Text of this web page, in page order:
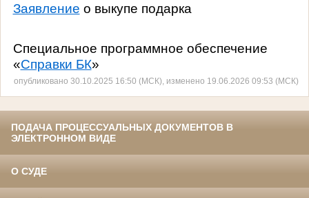
Заявление о выкупе подарка
Специальное программное обеспечение
«Справки БК»
опубликовано 30.10.2025 16:50 (МСК), изменено 19.06.2026 09:53 (МСК)
ПОДАЧА ПРОЦЕССУАЛЬНЫХ ДОКУМЕНТОВ В
ЭЛЕКТРОННОМ ВИДЕ
О СУДЕ